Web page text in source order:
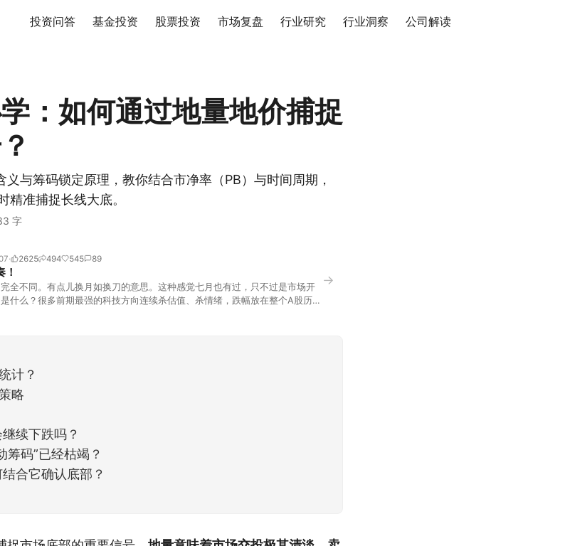
投资问答 基金投资 股票投资 市场复盘 行业研究 行业洞察 公司解读
：如何通过地量地价捕捉
义与筹码锁定原理，教你结合市净率（PB）与时间周期，
精准捕捉长线大底。
字
2625 494 545 89
全不同。有点儿换月如换刀的意思。这种感觉七月也有过，只不过是市场开
什么？很多前期最强的科技方向连续杀估值、杀情绪，跌幅放在整个A股历史
→
计？
略
续下跌吗？
筹码”已经枯竭？
合它确认底部？